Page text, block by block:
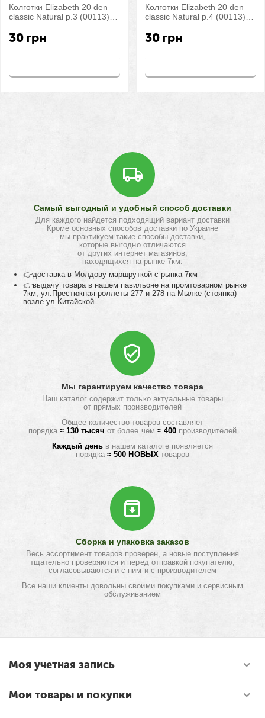
Колготки Elizabeth 20 den
classic Natural р.3 (00113) |
30 грн
Колготки Elizabeth 20 den
classic Natural р.4 (00113) |
30 грн
Самый выгодный и удобный способ доставки
Для каждого найдется подходящий вариант доставки
Кроме основных способов доставки по Украине
мы практикуем такие способы доставки,
которые выгодно отличаются
от других интернет магазинов,
находящихся на рынке 7км:
👉доставка в Молдову маршруткой с рынка 7км
👉выдачу товара в нашем павильоне на промтоварном рынке
7км, ул.Престижная роллеты 277 и 278 на Мылке (стоянка)
возле ул.Китайской
Мы гарантируем качество товара
Наш каталог содержит только актуальные товары
от прямых производителей
Общее количество товаров составляет
порядка≈ 130 тысяч от более чем ≈ 400 производителей
Каждый деньв нашем каталоге появляется
порядка≈ 500 НОВЫХ товаров
Сборка и упаковка заказов
Весь ассортимент товаров проверен, а новые поступления
тщательно проверяются и перед отправкой покупателю,
согласовываются и с ним и с производителем
Все наши клиенты довольны своими покупками и сервисным
обслуживанием
Моя учетная запись
Мои товары и покупки